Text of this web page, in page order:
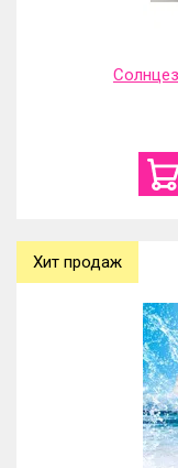
Хит продаж